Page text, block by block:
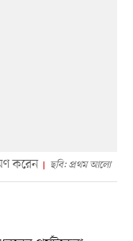
করেন ছবি: প্রথম আলো